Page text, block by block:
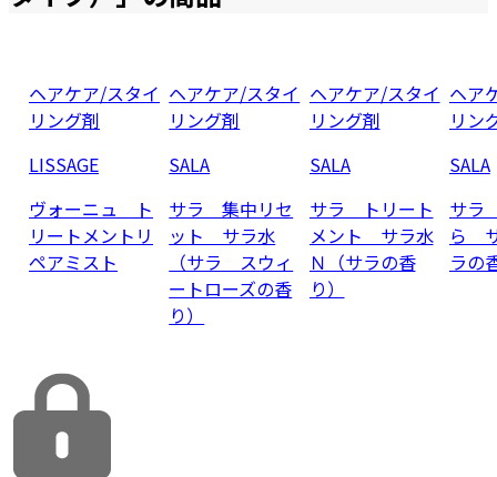
ヘアケア/スタイ
リング剤
LISSAGE
ヴォーニュ ト
リートメントリ
ペアミスト
ヘアケア/スタイ
リング剤
SALA
サラ 集中リセ
ット サラ水
（サラ スウィ
ートローズの香
り）
ヘアケア/スタイ
リング剤
SALA
サラ トリート
メント サラ水
Ｎ（サラの香
り）
ヘア
リン
SALA
サラ
ら
ラの